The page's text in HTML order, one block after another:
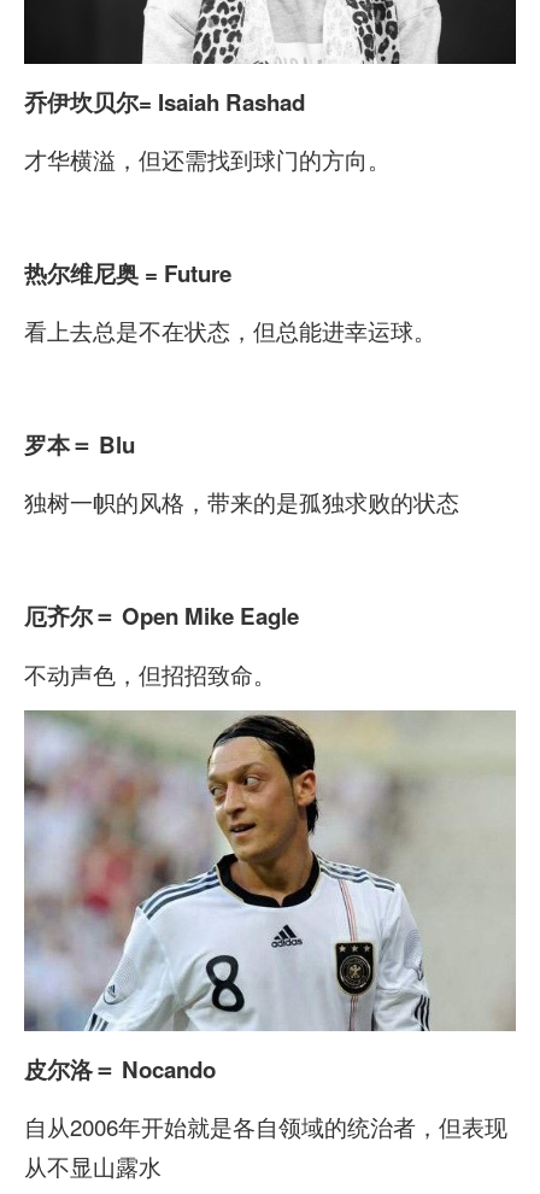
乔伊坎贝尔= Isaiah Rashad
才华横溢，但还需找到球门的方向。
热尔维尼奥 = Future
看上去总是不在状态，但总能进幸运球。
罗本＝ Blu
独树一帜的风格，带来的是孤独求败的状态
厄齐尔＝ Open Mike Eagle
不动声色，但招招致命。
皮尔洛＝ Nocando
自从2006年开始就是各自领域的统治者，但表现
从不显山露水